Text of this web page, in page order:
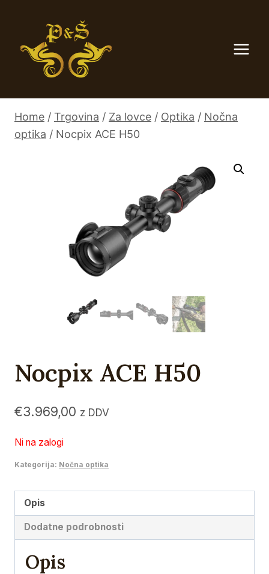
Home / Trgovina / Za lovce / Optika / Nočna
optika / Nocpix ACE H50
Nocpix ACE H50
€3.969,00 z DDV
Ni na zalogi
Kategorija: Nočna optika
Opis
Dodatne podrobnosti
Opis